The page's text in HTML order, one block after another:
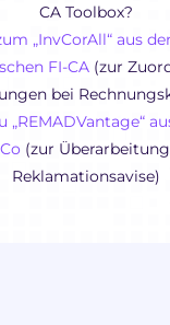
CA Toolbox?
„InvCorAll“ aus
FI-CA (zur
bei
„REMADVantage“
(zur
Reklamationsavise)